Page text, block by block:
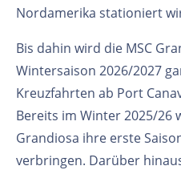
Nordamerika stationiert
Bis dahin wird die MSC
Wintersaison 2026/2027
Kreuzfahrten ab Port
Bereits im Winter 2025/26
Grandiosa ihre erste
verbringen. Darüber